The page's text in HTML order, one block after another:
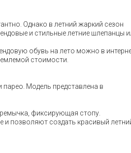
Однако в летний жаркий сезон
и стильные летние шлепанцы
обувь на лето можно в
стоимости.
Модель представлена в
фиксирующая стопу.
и позволяют создать красивый